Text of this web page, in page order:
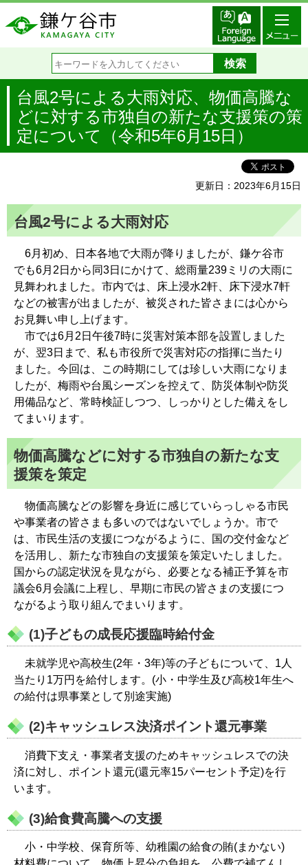
台風2号による大雨対応、物価高騰な
どに対する市独自の新たな支援策の策
定について（令和5年6月15日）
更新日：2023年6月15日
台風2号による大雨対応
6月初め、日本各地で大雨が降りましたが、鎌ケ谷市
でも6月2日から同3日にかけて、総雨量239ミリの大雨に
見舞われました。市内では、床上浸水2軒、床下浸水7軒
などの被害が出ましたが、被災された皆さまには心から
お見舞い申し上げます。
市では6月2日午後7時に災害対策本部を設置しました
が、翌3日まで、私も市役所で災害対応の指揮に当たり
ました。今回は、この時期にしては珍しい大雨になりま
したが、梅雨や台風シーズンを控えて、防災体制や防災
用備品など、常時検証しつつ、しっかりとした備えをし
てまいります。
物価高騰などに対する市独自の新たな支
援策を策定
物価高騰などの影響を身近に感じていらっしゃる市民
や事業者の皆さまも多いのではないでしょうか。市で
は、市民生活の支援につながるように、国の交付金など
を活用し、新たな市独自の支援策を策定いたしました。
国からの認定状況を見ながら、必要となる補正予算を市
議会6月会議に上程し、早期に市民の皆さまの支援につ
ながるよう取り組んでまいります。
(1)子どもの成長応援臨時給付金
未就学児や高校生(2年・3年)等の子どもについて、1人
当たり1万円を給付します。(小・中学生及び高校1年生へ
の給付は県事業として別途実施)
(2)キャッシュレス決済ポイント還元事業
消費下支え・事業者支援のためキャッシュレスでの決
済に対し、ポイント還元(還元率15パーセント予定)を行
います。
(3)給食費高騰への支援
小・中学校、保育所等、幼稚園の給食の賄(まかない)